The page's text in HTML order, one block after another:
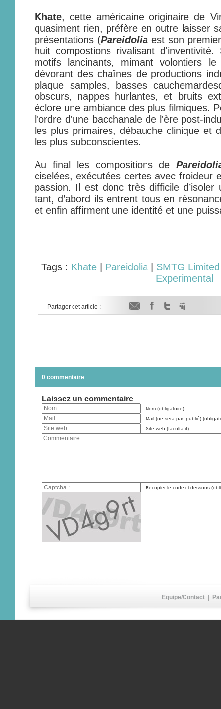
Khate, cette américaine originaire de
quasiment rien, préfère en outre laisser
présentations (Pareidolia est son
huit compostions rivalisant
motifs lancinants, mimant volontiers
dévorant des chaînes de productions
plaque samples, basses
obscurs, nappes hurlantes, et bruits
éclore une ambiance des plus filmiques.
l'ordre d'une bacchanale de l'ère post-
les plus primaires, débauche clinique et
les plus subconscientes.
Au final les compositions de
ciselées, exécutées certes avec froideur
passion. Il est donc très difficile d’isoler
tant, d’abord ils entrent tous en
et enfin affirment une identité et une
Tags : Khate Pareidolia SMTG Limited
Experimental
Partager cet article :
0 commentaire
Laissez un commentaire
Nom (obligatoire)
Mail (ne sera pas publié)
Site web (facultatif)
Recopier le code ci-dessous
Equipe/Contact